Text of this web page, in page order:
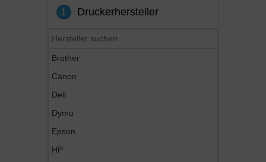
1 Druckerhersteller
Brother
Canon
Dell
Dymo
Epson
HP